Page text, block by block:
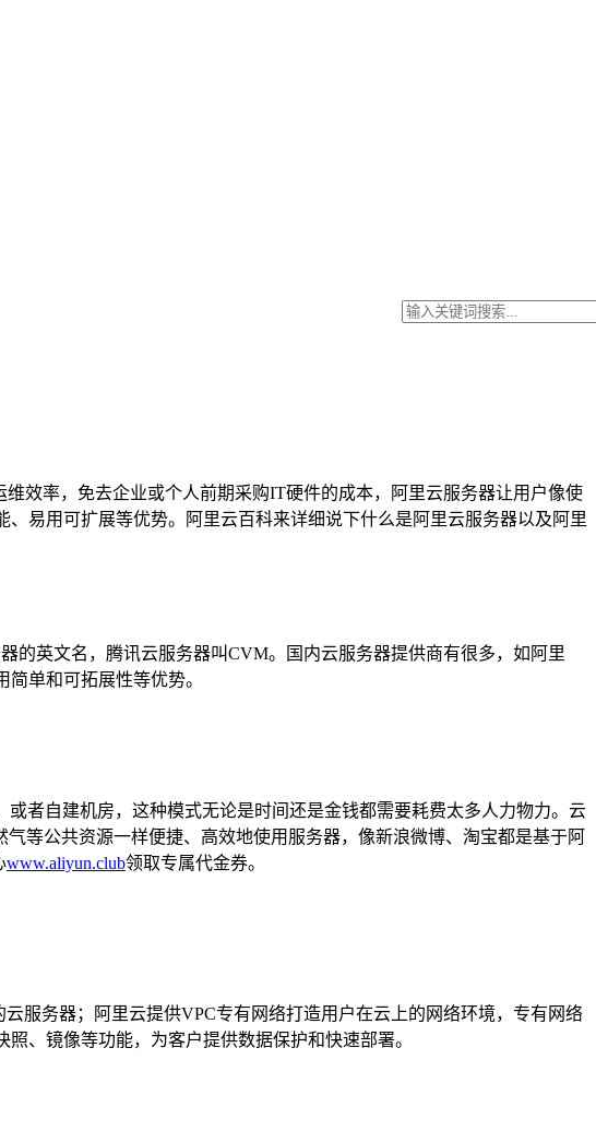
效率，免去企业或个人前期采购IT硬件的成本，阿里云服务器让用户像使
易用可扩展等优势。阿里云百科来详细说下什么是阿里云服务器以及阿里
的英文名，腾讯云服务器叫CVM。国内云服务器提供商有很多，如阿里
单和可拓展性等优势。
者自建机房，这种模式无论是时间还是金钱都需要耗费太多人力物力。云
等公共资源一样便捷、高效地使用服务器，像新浪微博、淘宝都是基于阿
www.aliyun.club领取专属代金券。
服务器；阿里云提供VPC专有网络打造用户在云上的网络环境，专有网络
、镜像等功能，为客户提供数据保护和快速部署。